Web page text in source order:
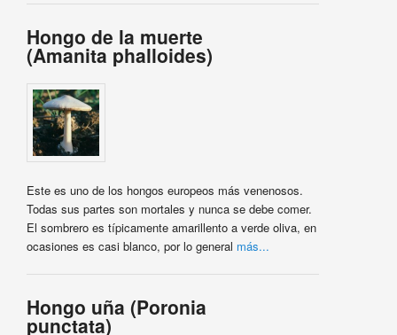
Hongo de la muerte
(Amanita phalloides)
Este es uno de los hongos europeos más venenosos.
Todas sus partes son mortales y nunca se debe comer.
El sombrero es típicamente amarillento a verde oliva, en
ocasiones es casi blanco, por lo general más...
Hongo uña (Poronia
punctata)